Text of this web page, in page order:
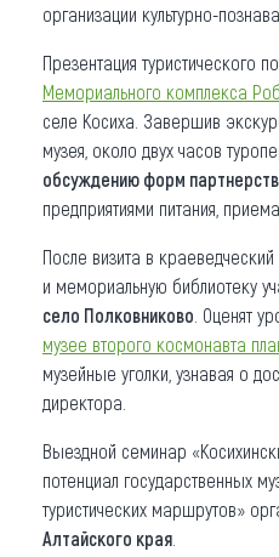
организации культурно-
Презентация туристического
Мемориального комплекса
селе Косиха. Завершив
музея, около двух часов
обсуждению форм
предприятиями питания,
После визита в
и мемориальную библиотеку
село Полковниково . Оценят
музее второго космонавта
музейные уголки, узнавая о
директора.
Выездной семинар
потенциал государственных
туристических маршрутов»
Алтайского края